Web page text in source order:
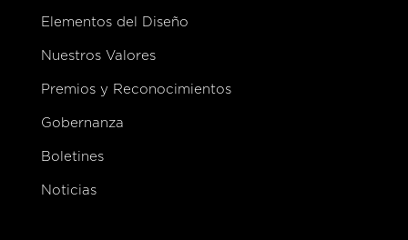
Elementos del Diseño
Nuestros Valores
Premios y Reconocimientos
Gobernanza
Boletines
Noticias